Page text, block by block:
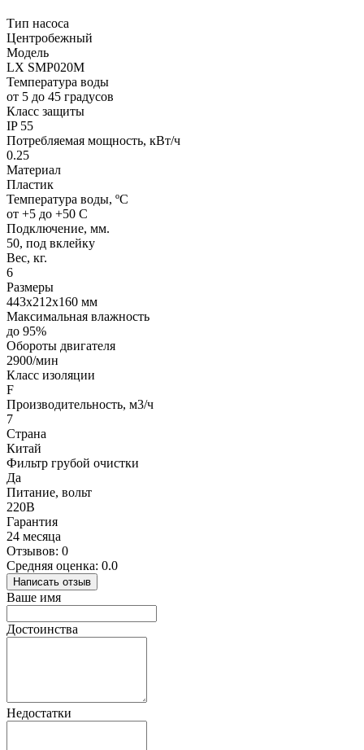
Тип насоса
Центробежный
Модель
LX SMP020M
Температура воды
от 5 до 45 градусов
Класс защиты
IP 55
Потребляемая мощность, кВт/ч
0.25
Материал
Пластик
Температура воды, ºС
от +5 до +50 С
Подключение, мм.
50, под вклейку
Вес, кг.
6
Размеры
443х212х160 мм
Максимальная влажность
до 95%
Обороты двигателя
2900/мин
Класс изоляции
F
Производительность, м3/ч
7
Страна
Китай
Фильтр грубой очистки
Да
Питание, вольт
220В
Гарантия
24 месяца
Отзывов: 0
Средняя оценка: 0.0
Написать отзыв
Ваше имя
Достоинства
Недостатки